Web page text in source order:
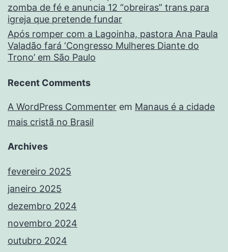
zomba de fé e anuncia 12 “obreiras” trans para
igreja que pretende fundar
Após romper com a Lagoinha, pastora Ana Paula
Valadão fará ‘Congresso Mulheres Diante do
Trono’ em São Paulo
Recent Comments
A WordPress Commenter em Manaus é a cidade
mais cristã no Brasil
Archives
fevereiro 2025
janeiro 2025
dezembro 2024
novembro 2024
outubro 2024